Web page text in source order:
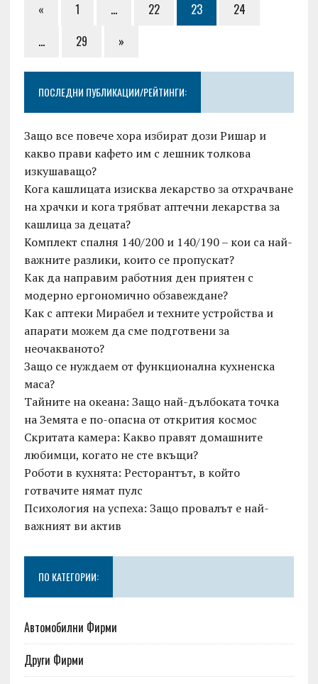
« 1 … 22 23
24
…
29 »
ПОСЛЕДНИ ПУБЛИКАЦИИ/РЕЙТИНГИ:
Защо все повече хора избират дози Ришар и
какво прави кафето им с лешник толкова
изкушаващо?
Кога кашлицата изисква лекарство за отхрачване
на храчки и кога трябват аптечни лекарства за
кашлица за децата?
Комплект спалня 140/200 и 140/190 – кои са най-
важните разлики, които се пропускат?
Как да направим работния ден приятен с
модерно ергономично обзавеждане?
Как с аптеки Мирабел и техните устройства и
апарати можем да сме подготвени за
неочакваното?
Защо се нуждаем от функционална кухненска
маса?
Тайните на океана: Защо най-дълбоката точка
на Земята е по-опасна от открития космос
Скритата камера: Какво правят домашните
любимци, когато не сте вкъщи?
Роботи в кухнята: Ресторантът, в който
готвачите нямат пулс
Психология на успеха: Защо провалът е най-
важният ви актив
ПО КАТЕГОРИИ:
Автомобилни Фирми
Други Фирми